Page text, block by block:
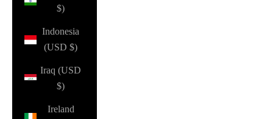
$)
Indonesia
(USD $)
Iraq (USD
$)
Ireland